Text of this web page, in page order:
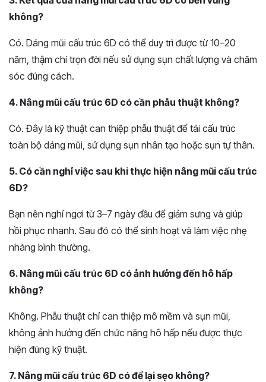
không?
Có. Dáng mũi cấu trúc 6D có thể duy trì được từ 10–20
năm, thậm chí trọn đời nếu sử dụng sụn chất lượng và chăm
sóc đúng cách.
4. Nâng mũi cấu trúc 6D có cần phẫu thuật không?
Có. Đây là kỹ thuật can thiệp phẫu thuật để tái cấu trúc
toàn bộ dáng mũi, sử dụng sụn nhân tạo hoặc sụn tự thân.
5. Có cần nghỉ việc sau khi thực hiện nâng mũi cấu trúc
6D?
Bạn nên nghỉ ngơi từ 3–7 ngày đầu để giảm sưng và giúp
hồi phục nhanh. Sau đó có thể sinh hoạt và làm việc nhẹ
nhàng bình thường.
6. Nâng mũi cấu trúc 6D có ảnh hưởng đến hô hấp
không?
Không. Phẫu thuật chỉ can thiệp mô mềm và sụn mũi,
không ảnh hưởng đến chức năng hô hấp nếu được thực
hiện đúng kỹ thuật.
7. Nâng mũi cấu trúc 6D có để lại sẹo không?